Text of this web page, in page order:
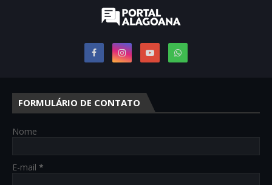
FORMULÁRIO DE CONTATO
Nome
E-mail *